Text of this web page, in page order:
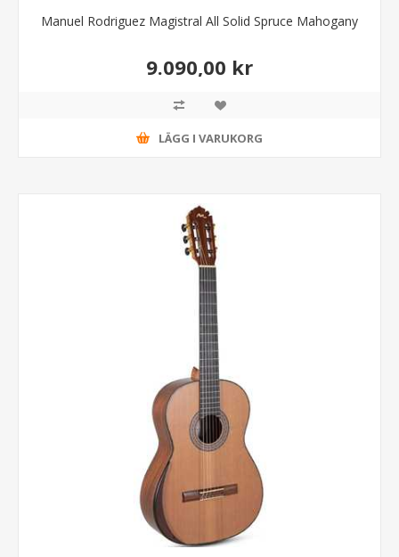
Manuel Rodriguez Magistral All Solid Spruce Mahogany
9.090,00 kr
LÄGG I VARUKORG